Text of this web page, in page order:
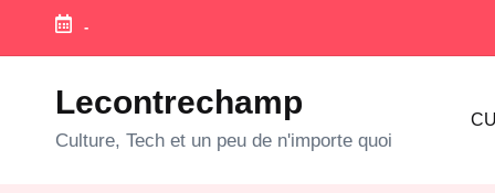
Skip
-
Lecontrechamp
Culture, Tech et un peu de n'importe quoi